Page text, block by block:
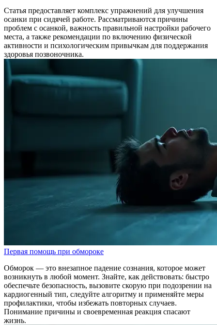
Статья предоставляет комплекс упражнений для улучшения
осанки при сидячей работе. Рассматриваются причины
проблем с осанкой, важность правильной настройки рабочего
места, а также рекомендации по включению физической
активности и психологическим привычкам для поддержания
здоровья позвоночника.
Первая помощь при обмороке
Обморок — это внезапное падение сознания, которое может
возникнуть в любой момент. Знайте, как действовать: быстро
обеспечьте безопасность, вызовите скорую при подозрении на
кардиогенный тип, следуйте алгоритму и применяйте меры
профилактики, чтобы избежать повторных случаев.
Понимание причины и своевременная реакция спасают
жизнь.